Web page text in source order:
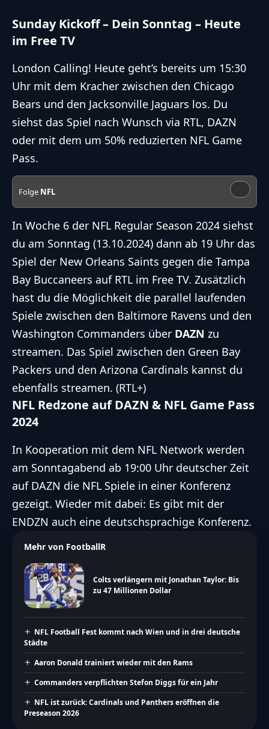
Sunday Kickoff – Dein Sonntag – Heute
im Free TV
London Calling! Heute geht’s bereits um 15:30
Uhr mit dem Kracher zwischen den Chicago
Bears und den Jacksonville Jaguars los. Du
siehst das Spiel nach Wunsch via RTL, DAZN
oder mit dem um 50% reduzierten NFL Game
Pass.
Folge NFL
In Woche 6 der NFL Regular Season 2024 siehst
du am Sonntag (13.10.2024) dann ab 19 Uhr das
Spiel der New Orleans Saints gegen die Tampa
Bay Buccaneers auf RTL im Free TV. Zusätzlich
hast du die Möglichkeit die parallel laufenden
Spiele zwischen den Baltimore Ravens und den
Washington Commanders über DAZN zu
streamen. Das Spiel zwischen den Green Bay
Packers und den Arizona Cardinals kannst du
ebenfalls streamen. (RTL+)
NFL Redzone auf DAZN & NFL Game Pass
2024
In Kooperation mit dem NFL Network werden
am Sonntagabend ab 19:00 Uhr deutscher Zeit
auf DAZN die NFL Spiele in einer Konferenz
gezeigt. Wieder mit dabei: Es gibt mit der
ENDZN auch eine deutschsprachige Konferenz.
Mehr von FootballR
Colts verlängern mit Jonathan Taylor: Bis
zu 47 Millionen Dollar
NFL Football Fest kommt nach Wien und in drei deutsche
Städte
Aaron Donald trainiert wieder mit den Rams
Commanders verpflichten Stefon Diggs für ein Jahr
NFL ist zurück: Cardinals und Panthers eröffnen die
Preseason 2026